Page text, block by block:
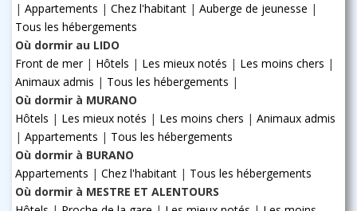
| Appartements | Chez l'habitant | Auberge de jeunesse |
Tous les hébergements
Où dormir au LIDO
Front de mer| Hôtels | Les mieux notés | Les moins chers |
Animaux admis | Tous les hébergements |
Où dormir à MURANO
Hôtels | Les mieux notés | Les moins chers | Animaux admis
| Appartements | Tous les hébergements
Où dormir à BURANO
Appartements | Chez l'habitant | Tous les hébergements
Où dormir à MESTRE ET ALENTOURS